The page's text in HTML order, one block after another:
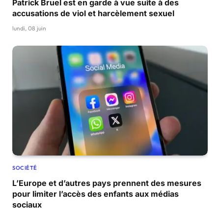
Patrick Bruel est en garde à vue suite à des
accusations de viol et harcèlement sexuel
lundi, 08 juin
SOCIÉTÉ
L’Europe et d’autres pays prennent des mesures
pour limiter l’accès des enfants aux médias
sociaux